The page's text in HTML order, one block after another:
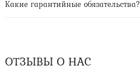
Какие гарантийные обязательства?
ОТЗЫВЫ О НАС